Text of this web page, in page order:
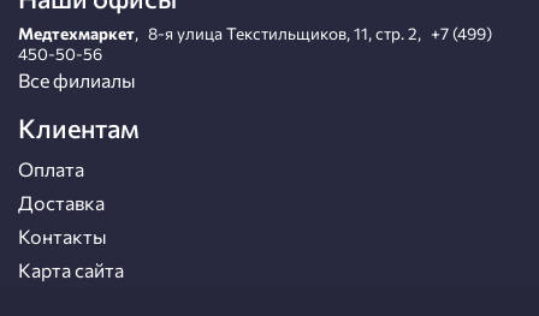
Медтехмаркет, 8-я улица Текстильщиков, 11, стр. 2, +7 (499)
450-50-56
Все филиалы
Клиентам
Оплата
Доставка
Контакты
Карта сайта